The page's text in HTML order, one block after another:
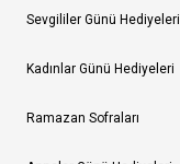
Sevgililer Günü Hediyeleri
Kadınlar Günü Hediyeleri
Ramazan Sofraları